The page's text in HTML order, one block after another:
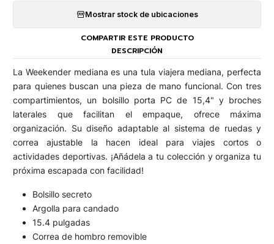
Mostrar stock de ubicaciones
COMPARTIR ESTE PRODUCTO
DESCRIPCIÓN
La Weekender mediana es una tula viajera mediana, perfecta
para quienes buscan una pieza de mano funcional. Con tres
compartimientos, un bolsillo porta PC de 15,4" y broches
laterales que facilitan el empaque, ofrece máxima
organización. Su diseño adaptable al sistema de ruedas y
correa ajustable la hacen ideal para viajes cortos o
actividades deportivas. ¡Añádela a tu colección y organiza tu
próxima escapada con facilidad!
Bolsillo secreto
Argolla para candado
15.4 pulgadas
Correa de hombro removible